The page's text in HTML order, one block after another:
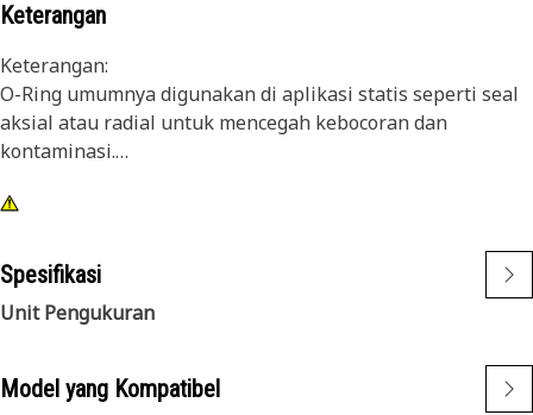
Keterangan
Keterangan:
O-Ring umumnya digunakan di aplikasi statis seperti seal
aksial atau radial untuk mencegah kebocoran dan
kontaminasi.
Atribut:
cairan, temperatur, dan tekanan yang terdapat dalam
engine dan alat berat Cat®. Material ini tahan terhadap
keausan dan ekstrusi, dan memberikan ketahanan yang
dilapisi dengan PTFE untuk meminimalkan putaran dan
pemotongan seal selama pemasangan seal.
Spesifikasi
Unit Pengukuran
Model yang Kompatibel